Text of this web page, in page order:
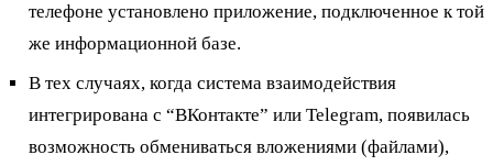
телефоне установлено приложение, подключенное к той
же информационной базе.
В тех случаях, когда система взаимодействия
интегрирована с “ВКонтакте” или Telegram, появилась
возможность обмениваться вложениями (файлами),